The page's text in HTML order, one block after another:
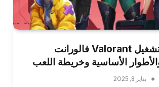
مواصفات تشغيل Valorant فالورانت
الأساسية وخريطة اللعب
يناير 8, 2025